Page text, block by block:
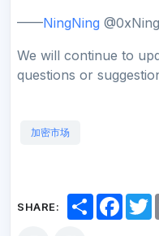
——NingNing
We will continue to
questions or
加密市场
SHARE:
S
h
F
a